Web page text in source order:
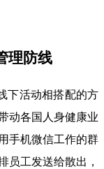
理防线
下活动相搭配的方
动各国人身健康业
手机微信工作的群
员工发送给散出，